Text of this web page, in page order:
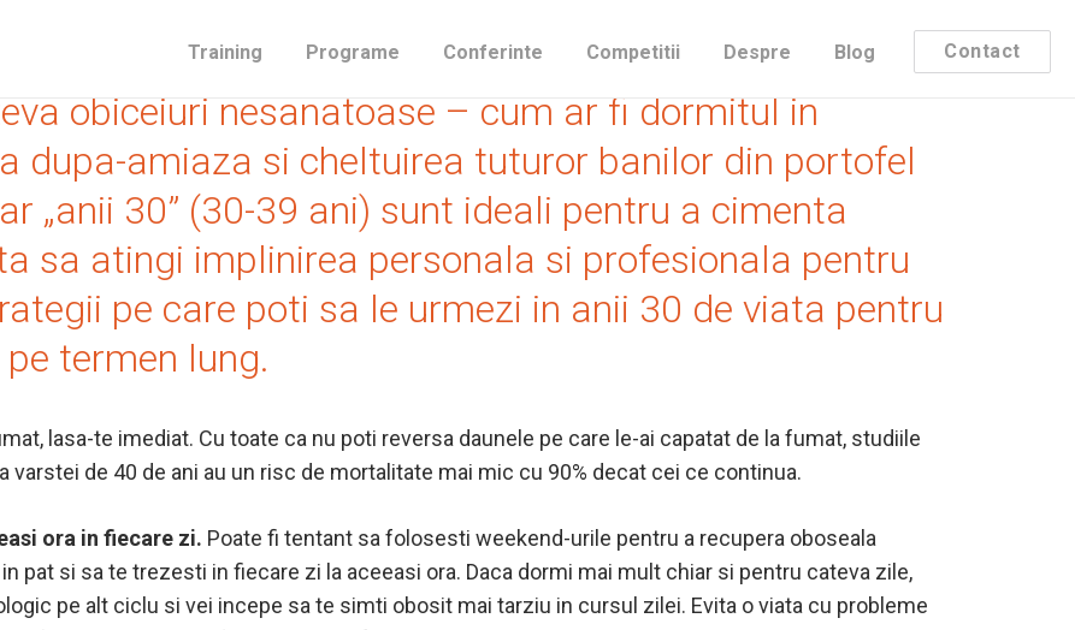
Training Programe Conferinte Competitii Despre Blog Contact
petrecut „anii 20” (adica intervalul 20-29 ani)
obiceiuri nesanatoase – cum ar fi dormitul in
dupa-amiaza si cheltuirea tuturor banilor din portofel
„anii 30” (30-39 ani) sunt ideali pentru a cimenta
sa atingi implinirea personala si profesionala pentru
pe care poti sa le urmezi in anii 30 de viata pentru
termen lung.
lasa-te imediat. Cu toate ca nu poti reversa daunele pe care le-ai capatat de la fumat, studiile
varstei de 40 de ani au un risc de mortalitate mai mic cu 90% decat cei ce continua.
ora in fiecare zi. Poate fi tentant sa folosesti weekend-urile pentru a recupera oboseala
pat si sa te trezesti in fiecare zi la aceeasi ora. Daca dormi mai mult chiar si pentru cateva zile,
pe alt ciclu si vei incepe sa te simti obosit mai tarziu in cursul zilei. Evita o viata cu probleme